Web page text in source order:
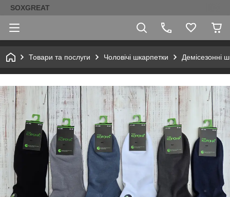
SOXGREAT
Товари та послуги Чоловічі шкарпетки Демісезонні